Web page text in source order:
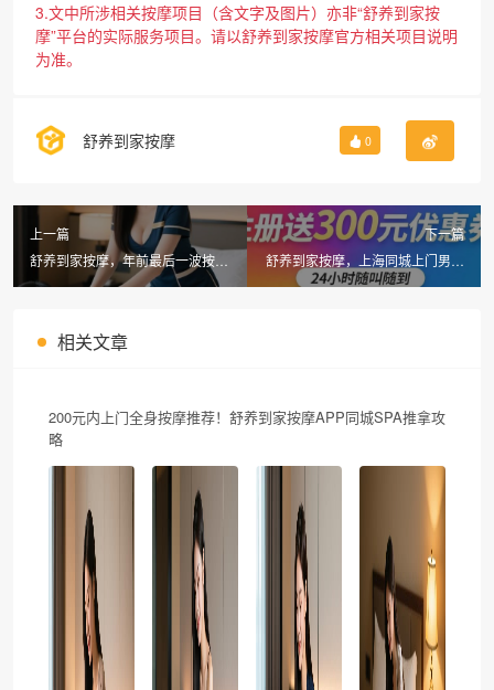
3.文中所涉相关按摩项目（含文字及图片）亦非“舒养到家按
摩”平台的实际服务项目。请以舒养到家按摩官方相关项目说明
为准。
舒养到家按摩 0
上一篇
舒养到家按摩，年前最后一波按摩
福利来袭，注册送300元优惠券
下一篇
舒养到家按摩，上海同城上门男士
SPA新体验
相关文章
200元内上门全身按摩推荐！舒养到家按摩APP同城SPA推拿攻
略